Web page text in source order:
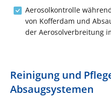
Aerosolkontrolle
von Kofferdam und
der Aerosolverbreitung
Reinigung und
Absaugsystemen